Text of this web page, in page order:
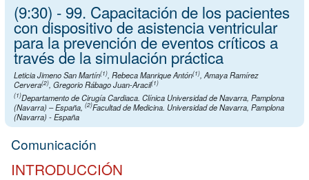
(9:30) - 99. Capacitación de los pacientes
con dispositivo de asistencia ventricular
para la prevención de eventos críticos a
través de la simulación práctica
Leticia Jimeno San Martín(1),Rebeca Manrique Antón(1),Amaya Ramírez
Cervera(2),Gregorio Rábago Juan-Aracil(1)
(1)Departamento de Cirugía Cardiaca. Clínica Universidad de Navarra, Pamplona
(Navarra) – España,(2)Facultad de Medicina. Universidad de Navarra, Pamplona
(Navarra) - España
Comunicación
INTRODUCCIÓN